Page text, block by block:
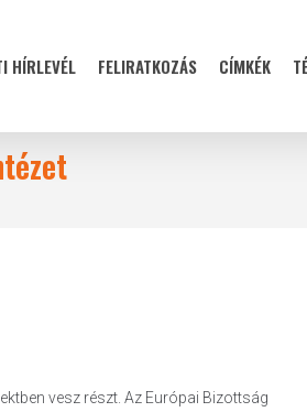
HÍRLEVÉL FELIRATKOZÁS CÍMKÉK
vesz részt. Az Európai Bizottság